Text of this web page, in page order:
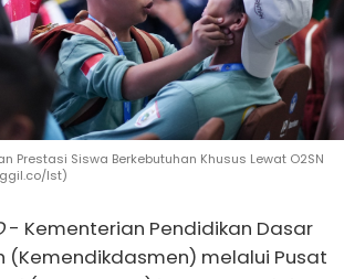
Prestasi Siswa Berkebutuhan Khusus Lewat O2SN
Ist)
- Kementerian Pendidikan Dasar
(Kemendikdasmen) melalui Pusat